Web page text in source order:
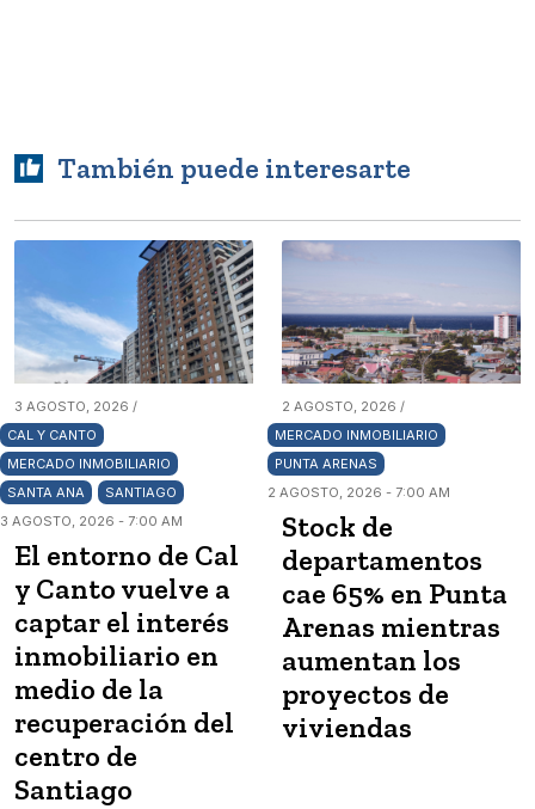
También puede interesarte
3 AGOSTO, 2026 /
CAL Y CANTO
MERCADO INMOBILIARIO
SANTA ANA
SANTIAGO
3 AGOSTO, 2026 - 7:00 AM
El entorno de Cal
y Canto vuelve a
captar el interés
inmobiliario en
medio de la
recuperación del
centro de
Santiago
2 AGOSTO, 2026 /
MERCADO INMOBILIARIO
PUNTA ARENAS
2 AGOSTO, 2026 - 7:00 AM
Stock de
departamentos
cae 65% en Punta
Arenas mientras
aumentan los
proyectos de
viviendas